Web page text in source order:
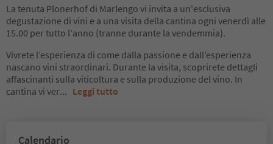
La tenuta Plonerhof di Marlengo vi invita a un'esclusiva
degustazione di vini e a una visita della cantina ogni venerdì alle
15.00 per tutto l'anno (tranne durante la vendemmia).
Vivrete l’esperienza di come dalla passione e dall’esperienza
nascano vini straordinari. Durante la visita, scoprirete dettagli
affascinanti sulla viticoltura e sulla produzione del vino. In
cantina vi ver... Leggi tutto
Calendario